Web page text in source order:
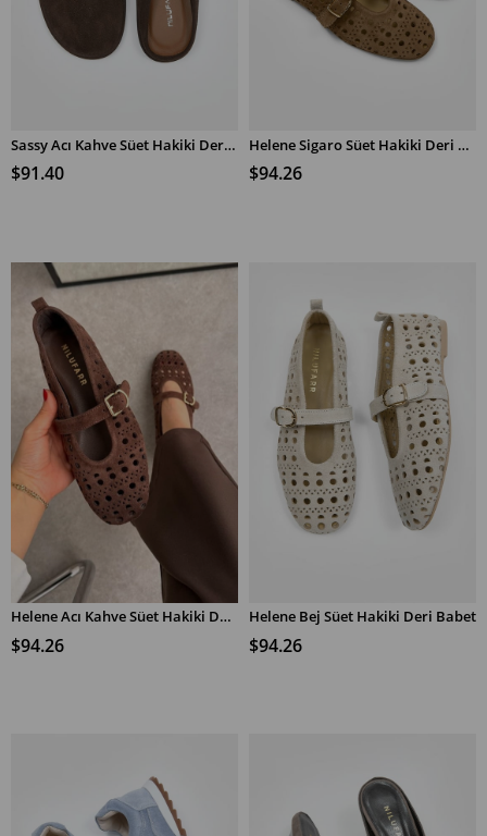
SEPETE EKLE Sassy Acı Kahve Süet Hakiki Deri Düz Terlik
$91.40
SEPETE EKLE Helene Sigaro Süet Hakiki Deri Babet
$94.26
SEPETE EKLE Helene Acı Kahve Süet Hakiki Deri Babet
$94.26
SEPETE EKLE
Helene Bej Süet Hakiki Deri Babet
$94.26